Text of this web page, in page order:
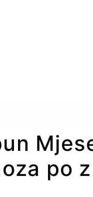
po